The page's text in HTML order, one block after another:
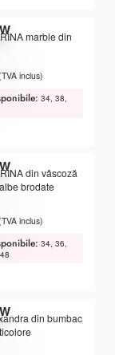
marble din
inclus)
34, 38,
din vâscoză
brodate
din 5inclus)
34, 36,
din bumbac